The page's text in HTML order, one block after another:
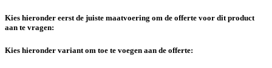
Kies hieronder eerst de juiste maatvoering om de offerte voor dit product
aan te vragen:
Kies hieronder variant om toe te voegen aan de offerte: